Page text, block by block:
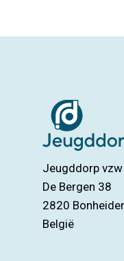
Jeugddorp vzw
De Bergen 38
2820
België